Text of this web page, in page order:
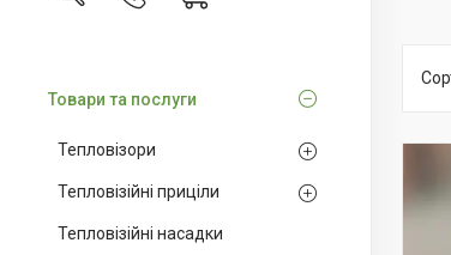
Товари та послуги
Тепловізори
Тепловізійні приціли
Тепловізійні насадки